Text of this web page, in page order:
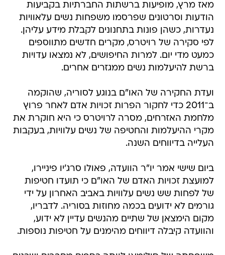
מאז מרץ, מופיעות ברשתות החברתיות בקביעות
הודעות וסרטונים שפרסמו משפחות נשים עלאוויות
נעדרות, כשהן פונות בתחנונים לקבלת מידע עליהן.
לפי סקירה של רויטרס, מקרים חדשים מתווספים
כמעט מדי יום. למרות החיפושים, לא נמצאו עדויות
ברשת להיעלמות נשים ממגזרים אחרים.
ועדת החקירה של האו"ם בנוגע לסוריה, שהוקמה
ב־2011 כדי לחקור הפרות זכויות אדם לאחר פרוץ
מלחמת האזרחים, מסרה לרויטרס כי היא חוקרת את
מקרי ההיעלמות והחטיפה של נשים עלוויות, בעקבות
העלייה בדיווחים השנה.
ביום שישי אמר יו"ר הוועדה, פאולו סרג'יו פיניירו,
למועצת זכויות האדם של האו"ם כי תועדו חטיפות
של לפחות שש נשים עלוויות באביב האחרון על ידי
גורמים לא ידועים בכמה מחוזות בסוריה. לדבריו,
מקום הימצאן של שתיים מהנשים עדיין לא ידוע,
והוועדה קיבלה דיווחים מהימנים על חטיפות נוספות.